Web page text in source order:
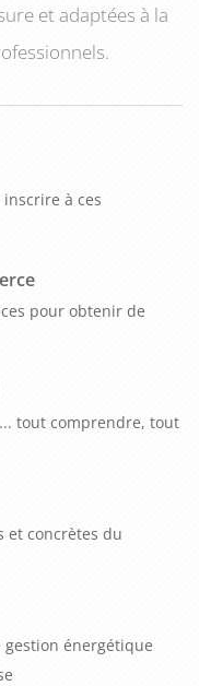
et adaptées à la
à ces
pour obtenir de
tout comprendre, tout
et concrètes du
énergétique